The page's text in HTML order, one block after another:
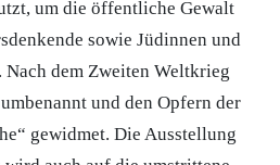
um die öffentliche Gewalt
sowie Jüdinnen und
dem Zweiten Weltkrieg
und den Opfern der
gewidmet. Die Ausstellung